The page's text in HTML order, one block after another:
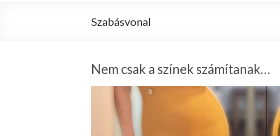
Szabásvonal
Nem csak a színek számítanak…